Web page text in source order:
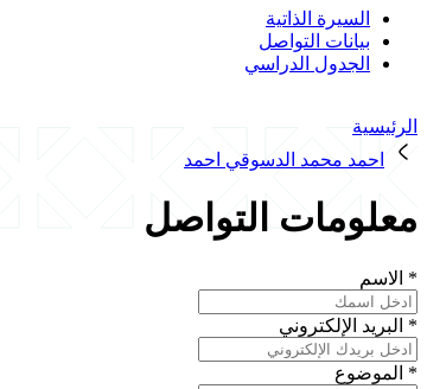
السيرة الذاتية
بيانات التواصل
الجدول الدراسي
الرئيسية
احمد محمد الدسوقي احمد
معلومات التواصل
* الاسم
* البريد الإلكتروني
* الموضوع